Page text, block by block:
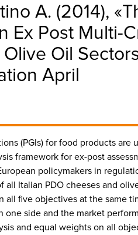
A. (2014),
Ex Post Multi-
Oil
April
(PGIs) for food products are
framework for ex-post
policymakers in
Italian PDO cheeses and
five objectives at the same
side and the market
and equal weights on all